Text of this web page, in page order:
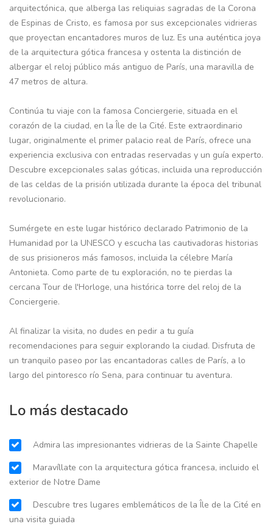
arquitectónica, que alberga las reliquias sagradas de la Corona
de Espinas de Cristo, es famosa por sus excepcionales vidrieras
que proyectan encantadores muros de luz. Es una auténtica joya
de la arquitectura gótica francesa y ostenta la distinción de
albergar el reloj público más antiguo de París, una maravilla de
47 metros de altura.
Continúa tu viaje con la famosa Conciergerie, situada en el
corazón de la ciudad, en la Île de la Cité. Este extraordinario
lugar, originalmente el primer palacio real de París, ofrece una
experiencia exclusiva con entradas reservadas y un guía experto.
Descubre excepcionales salas góticas, incluida una reproducción
de las celdas de la prisión utilizada durante la época del tribunal
revolucionario.
Sumérgete en este lugar histórico declarado Patrimonio de la
Humanidad por la UNESCO y escucha las cautivadoras historias
de sus prisioneros más famosos, incluida la célebre María
Antonieta. Como parte de tu exploración, no te pierdas la
cercana Tour de l'Horloge, una histórica torre del reloj de la
Conciergerie.
Al finalizar la visita, no dudes en pedir a tu guía
recomendaciones para seguir explorando la ciudad. Disfruta de
un tranquilo paseo por las encantadoras calles de París, a lo
largo del pintoresco río Sena, para continuar tu aventura.
Lo más destacado
Admira las impresionantes vidrieras de la Sainte Chapelle
Maravíllate con la arquitectura gótica francesa, incluido el
exterior de Notre Dame
Descubre tres lugares emblemáticos de la Île de la Cité en
una visita guiada